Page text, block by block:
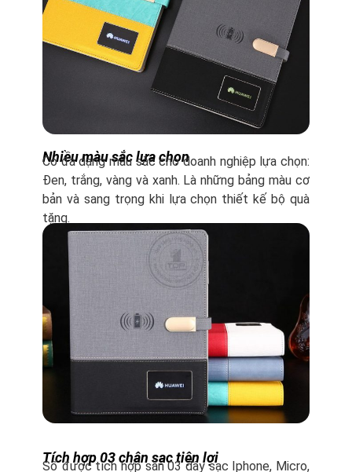
Nhiều màu sắc lựa chọn
Có đa dạng màu sắc cho doanh nghiệp lựa chọn:
Đen, trắng, vàng và xanh. Là những bảng màu cơ
bản và sang trọng khi lựa chọn thiết kế bộ quà
tặng.
Tích hợp 03 chân sạc tiện lợi
Sổ được tích hợp sẵn 03 dây sạc Iphone, Micro,